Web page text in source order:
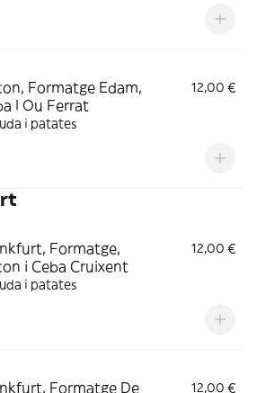
Formatge Edam,
I Ou Ferrat
12,00 €
i patates
Formatge,
i Ceba Cruixent
12,00 €
i patates
Formatge De 12,00 €